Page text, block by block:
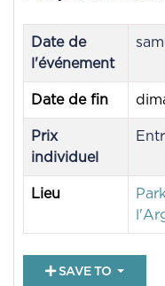
Date de
l'événement
Date de fin
Prix
individuel
Lieu
SAVE TO